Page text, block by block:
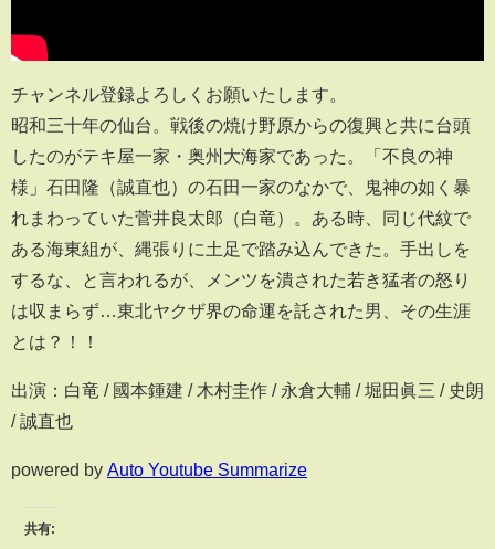
チャンネル登録よろしくお願いたします。
昭和三十年の仙台。戦後の焼け野原からの復興と共に台頭
したのがテキ屋一家・奥州大海家であった。「不良の神
様」石田隆（誠直也）の石田一家のなかで、鬼神の如く暴
れまわっていた菅井良太郎（白竜）。ある時、同じ代紋で
ある海東組が、縄張りに土足で踏み込んできた。手出しを
するな、と言われるが、メンツを潰された若き猛者の怒り
は収まらず…東北ヤクザ界の命運を託された男、その生涯
とは？！！
出演：白竜 / 國本鍾建 / 木村圭作 / 永倉大輔 / 堀田眞三 / 史朗
/ 誠直也
powered by Auto Youtube Summarize
共有: